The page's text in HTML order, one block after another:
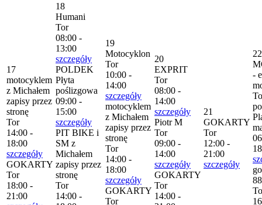
17
motocyklem
z Michałem
zapisy przez
stronę
Tor
14:00 -
18:00
szczegóły
GOKARTY
Tor
18:00 -
21:00
18
Humani
Tor
08:00 -
13:00
szczegóły
POLDEK
Płyta
poślizgowa
09:00 -
15:00
szczegóły
PIT BIKE i
SM z
Michałem
zapisy przez
stronę
Tor
14:00 -
19
Motocyklon
Tor
10:00 -
14:00
szczegóły
motocyklem
z Michałem
zapisy przez
stronę
Tor
14:00 -
18:00
szczegóły
GOKARTY
Tor
20
EXPRIT
Tor
08:00 -
14:00
szczegóły
Piotr M
Tor
09:00 -
14:00
szczegóły
GOKARTY
Tor
14:00 -
21
GOKARTY
Tor
12:00 -
21:00
szczegóły
22
-